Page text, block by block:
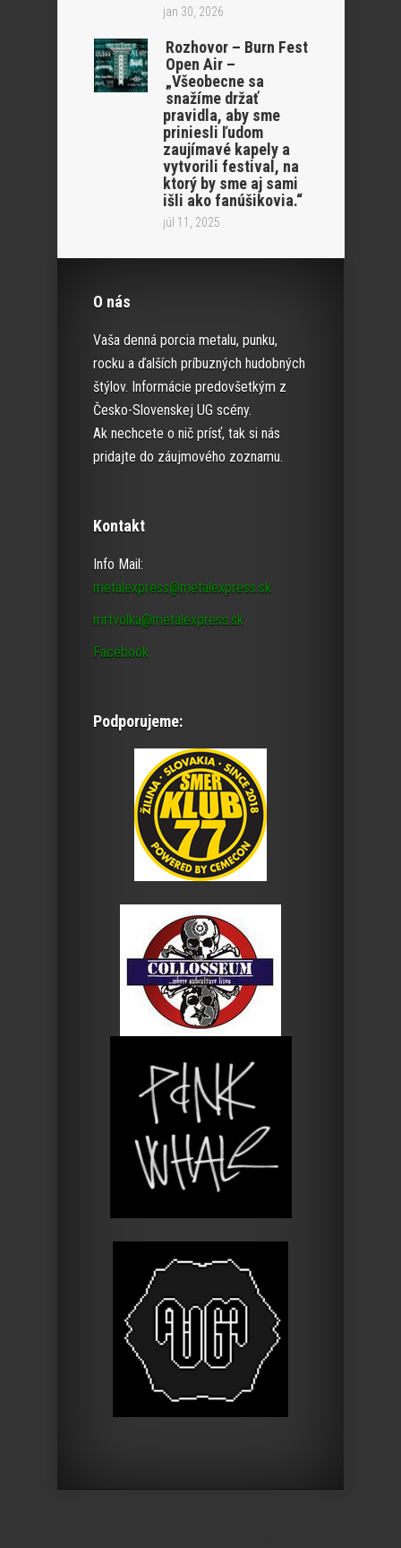
jan 30, 2026
Rozhovor – Burn Fest
Open Air –
„Všeobecne sa
snažíme držať
pravidla, aby sme
priniesli ľudom
zaujímavé kapely a
vytvorili festival, na
ktorý by sme aj sami
išli ako fanúšikovia.“
júl 11, 2025
O nás
Vaša denná porcia metalu, punku,
rocku a ďalších príbuzných hudobných
štýlov. Informácie predovšetkým z
Česko-Slovenskej UG scény.
Ak nechcete o nič prísť, tak si nás
pridajte do záujmového zoznamu.
Kontakt
Info Mail:
metalexpress@metalexpress.sk
mrtvolka@metalexpress.sk
Facebook
Podporujeme: